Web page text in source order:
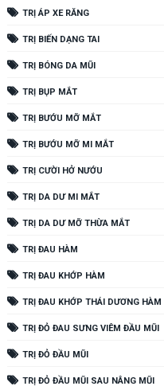
TRỊ ÁP XE RĂNG
TRỊ BIẾN DẠNG TAI
TRỊ BÓNG DA MŨI
TRỊ BỤP MẮT
TRỊ BƯỚU MỠ MẮT
TRỊ BƯỚU MỠ MI MẮT
TRỊ CƯỜI HỞ NƯỚU
TRỊ DA DƯ MI MẮT
TRỊ DA DƯ MỠ THỪA MẮT
TRỊ ĐAU HÀM
TRỊ ĐAU KHỚP HÀM
TRỊ ĐAU KHỚP THÁI DƯƠNG HÀM
TRỊ ĐỎ ĐAU SƯNG VIÊM ĐẦU MŨI
TRỊ ĐỎ ĐẦU MŨI
TRỊ ĐỎ ĐẦU MŨI SAU NÂNG MŨI